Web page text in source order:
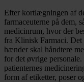
Efter kortlægningen af
farmaceuterne på dem,
medicinrum, hvor der
fra Klinisk Farmaci. Det
hænder skal håndtere
for det øvrige
patienternes
form af etiketter, poser